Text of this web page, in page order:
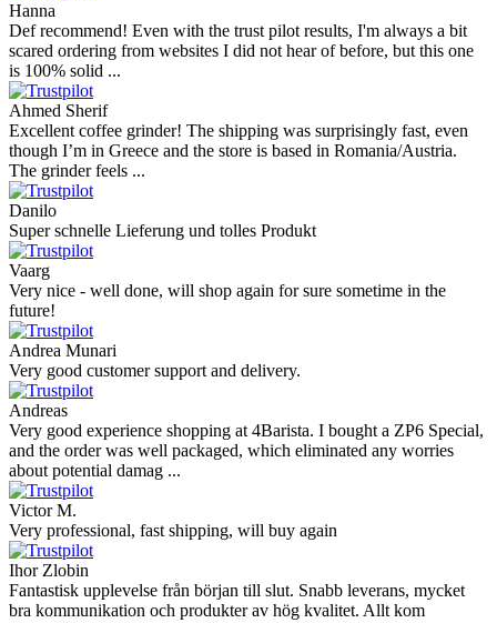
Hanna
Def recommend! Even with the trust pilot results, I'm always a bit
scared ordering from websites I did not hear of before, but this one
is 100% solid ...
Ahmed Sherif
Excellent coffee grinder! The shipping was surprisingly fast, even
though I’m in Greece and the store is based in Romania/Austria.
The grinder feels ...
Danilo
Super schnelle Lieferung und tolles Produkt
Vaarg
Very nice - well done, will shop again for sure sometime in the
future!
Andrea Munari
Very good customer support and delivery.
Andreas
Very good experience shopping at 4Barista. I bought a ZP6 Special,
and the order was well packaged, which eliminated any worries
about potential damag ...
Victor M.
Very professional, fast shipping, will buy again
Ihor Zlobin
Fantastisk upplevelse från början till slut. Snabb leverans, mycket
bra kommunikation och produkter av hög kvalitet. Allt kom